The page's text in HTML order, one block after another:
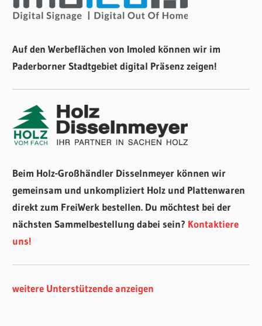
Auf den Werbeflächen von Imoled können wir im
Paderborner Stadtgebiet digital Präsenz zeigen!
Beim Holz-Großhändler Disselnmeyer können wir
gemeinsam und unkompliziert Holz und Plattenwaren
direkt zum FreiWerk bestellen. Du möchtest bei der
nächsten Sammelbestellung dabei sein? Kontaktiere
uns!
weitere Unterstützende anzeigen